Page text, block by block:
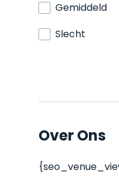
Gemiddeld
Slecht
Over Ons